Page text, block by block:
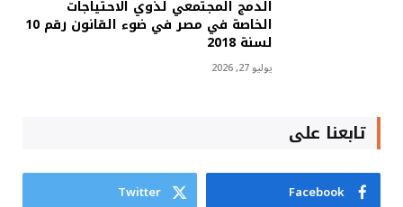
الدمج المجتمعي لذوي الاحتياجات
الخاصة في مصر في ضوء القانون رقم 10
لسنة 2018
يوليو 27, 2026
تابعنا على
Facebook
Twitter